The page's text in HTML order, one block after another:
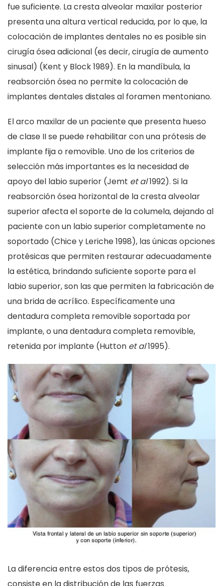
fue suficiente. La cresta alveolar maxilar posterior
presenta una altura vertical reducida, por lo que, la
colocación de implantes dentales no es posible sin
cirugía ósea adicional (es decir, cirugía de aumento
sinusal) (Kent y Block 1989). En la mandíbula, la
reabsorción ósea no permite la colocación de
implantes dentales distales al foramen mentoniano.
El arco maxilar de un paciente que presenta hueso
de clase II se puede rehabilitar con una prótesis de
implante fija o removible. Uno de los criterios de
selección más importantes es la necesidad de
apoyo del labio superior (Jemt et al1992). Si la
reabsorción ósea horizontal de la cresta alveolar
superior afecta el soporte de la columela, dejando al
paciente con un labio superior completamente no
soportado (Chice y Leriche 1998), las únicas opciones
protésicas que permiten restaurar adecuadamente
la estética, brindando suficiente soporte para el
labio superior, son las que permiten la fabricación de
una brida de acrílico. Específicamente una
dentadura completa removible soportada por
implante, o una dentadura completa removible,
retenida por implante (Hutton et al1995).
La diferencia entre estos dos tipos de prótesis,